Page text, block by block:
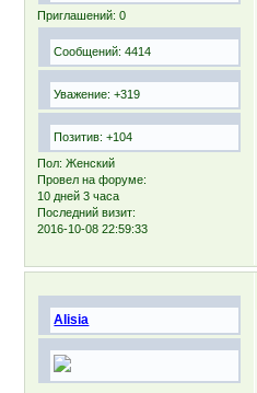
Приглашений: 0
Сообщений: 4414
Уважение: +319
Позитив: +104
Пол: Женский
Провел на форуме:
10 дней 3 часа
Последний визит:
2016-10-08 22:59:33
Alisia